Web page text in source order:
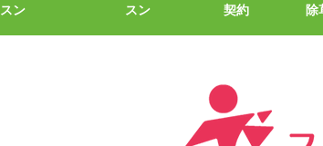
スン
スン
契約
除